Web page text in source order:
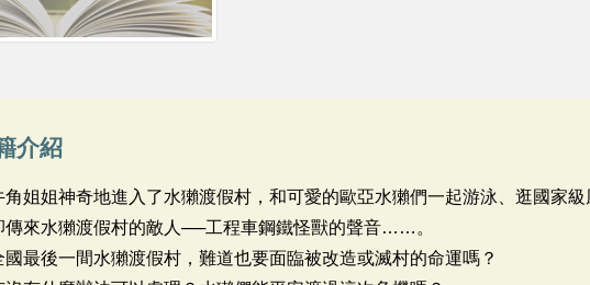
介紹
角姐姐神奇地進入了水獺渡假村，和可愛的歐亞水獺們一起游泳、逛國家
傳來水獺渡假村的敵人──工程車鋼鐵怪獸的聲音……。
國最後一間水獺渡假村，難道也要面臨被改造或滅村的命運嗎？